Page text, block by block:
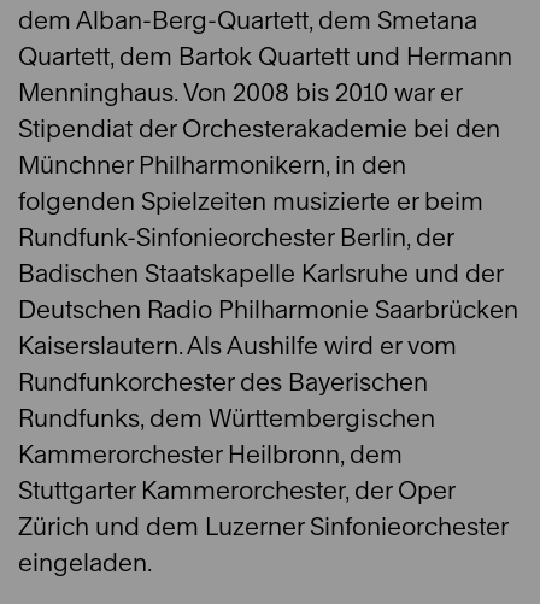
dem Alban-Berg-Quartett, dem Smetana
Quartett, dem Bartok Quartett und Hermann
Menninghaus. Von 2008 bis 2010 war er
Stipendiat der Orchesterakademie bei den
Münchner Philharmonikern, in den
folgenden Spielzeiten musizierte er beim
Rundfunk-Sinfonieorchester Berlin, der
Badischen Staatskapelle Karlsruhe und der
Deutschen Radio Philharmonie Saarbrücken
Kaiserslautern. Als Aushilfe wird er vom
Rundfunkorchester des Bayerischen
Rundfunks, dem Württembergischen
Kammerorchester Heilbronn, dem
Stuttgarter Kammerorchester, der Oper
Zürich und dem Luzerner Sinfonieorchester
eingeladen.